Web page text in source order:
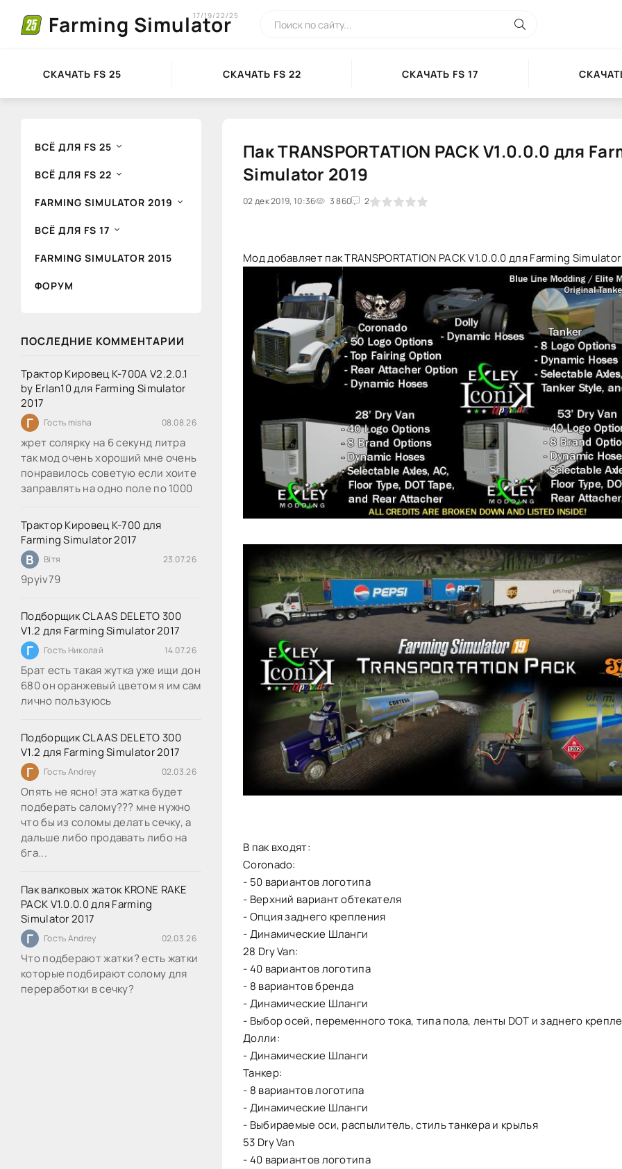
Farming Simulator
17/19/22/25
СКАЧАТЬ FS 25 СКАЧАТЬ FS 22 СКАЧАТЬ FS 17
ВСЁ ДЛЯ FS 25
ВСЁ ДЛЯ FS 22
FARMING SIMULATOR 2019
ВСЁ ДЛЯ FS 17
FARMING SIMULATOR 2015
ФОРУМ
ПОСЛЕДНИЕ КОММЕНТАРИИ
Трактор Кировец К-700А V2.2.0.1
by Erlan10 для Farming Simulator
2017
Г Гость misha 08.08.26
жрет солярку на 6 секунд литра
так мод очень хороший мне очень
понравилось советую если хоите
заправлять на одно поле по 1000
Трактор Кировец К-700 для
Farming Simulator 2017
В Вітя 23.07.26
9руіv79
Подборщик CLAAS DELETO 300
V1.2 для Farming Simulator 2017
Г Гость Николай 14.07.26
Брат есть такая жутка уже ищи дон
680 он оранжевый цветом я им сам
лично пользуюсь
Подборщик CLAAS DELETO 300
V1.2 для Farming Simulator 2017
Г Гость Andrey 02.03.26
Опять не ясно! эта жатка будет
подберать салому??? мне нужно
что бы из соломы делать сечку, а
дальше либо продавать либо на
бга...
Пак валковых жаток KRONE RAKE
PACK V1.0.0.0 для Farming
Simulator 2017
Г Гость Andrey 02.03.26
Что подберают жатки? есть жатки
которые подбирают солому для
переработки в сечку?
Пак TRANSPORTATION PACK V1.0.0.0 для
Simulator 2019
02 дек 2019, 10:36 3 860 2
1 2 3 4 5
Мод добавляет пак TRANSPORTATION PACK V1.0.0.0 для Farming
В пак входят:
Coronado:
- 50 вариантов логотипа
- Верхний вариант обтекателя
- Опция заднего крепления
- Динамические Шланги
28 Dry Van:
- 40 вариантов логотипа
- 8 вариантов бренда
- Динамические Шланги
- Выбор осей, переменного тока, типа пола, ленты DOT и заднего
Долли:
- Динамические Шланги
Танкер:
- 8 вариантов логотипа
- Динамические Шланги
- Выбираемые оси, распылитель, стиль танкера и крылья
53 Dry Van
- 40 вариантов логотипа